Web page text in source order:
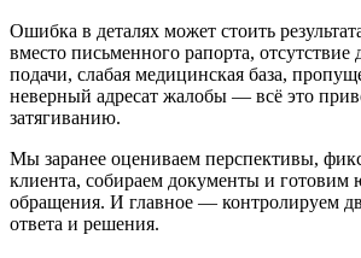
Ошибка в деталях может стоить
вместо письменного рапорта, отсутствие
подачи, слабая медицинская база,
неверный адресат жалобы — всё это
затягиванию.
Мы заранее оцениваем перспективы,
клиента, собираем документы и готовим
обращения. И главное — контролируем
ответа и решения.